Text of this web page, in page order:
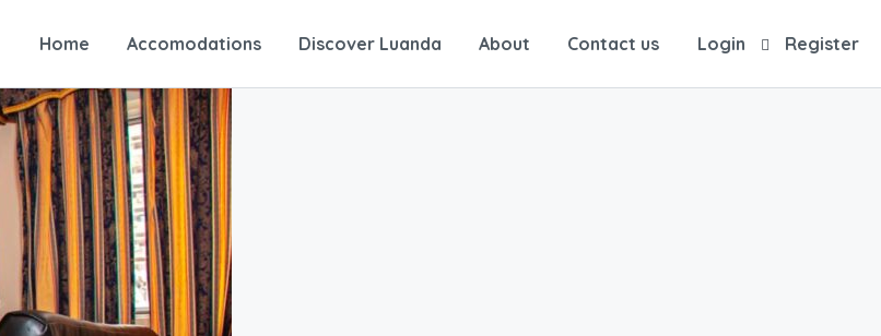
Home Accomodations Discover Luanda About Contact us Login Register